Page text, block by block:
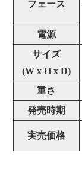
フェース
電源
サイズ
(W x H x D)
重さ
発売時期
実売価格